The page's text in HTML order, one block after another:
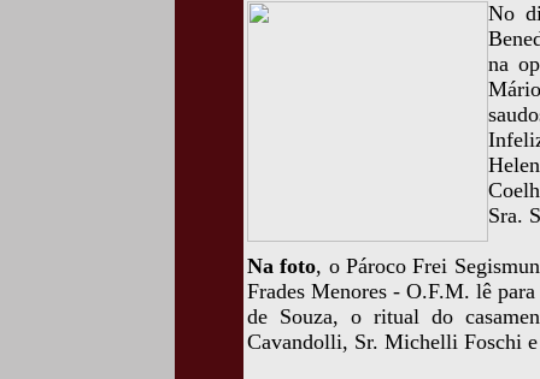
No
na
Sra.
Na foto, o Pároco Frei
Frades Menores - O.F.M. lê
de Souza, o ritual do
Cavandolli, Sr. Michelli Foschi